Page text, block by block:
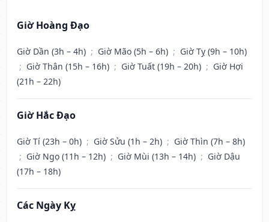
Giờ Hoàng Đạo
Giờ Dần (3h – 4h) ; Giờ Mão (5h – 6h) ; Giờ Tỵ (9h – 10h)
; Giờ Thân (15h – 16h) ; Giờ Tuất (19h – 20h) ; Giờ Hợi
(21h – 22h)
Giờ Hắc Đạo
Giờ Tí (23h – 0h) ; Giờ Sửu (1h – 2h) ; Giờ Thìn (7h – 8h)
; Giờ Ngọ (11h – 12h) ; Giờ Mùi (13h – 14h) ; Giờ Dậu
(17h – 18h)
Các Ngày Kỵ